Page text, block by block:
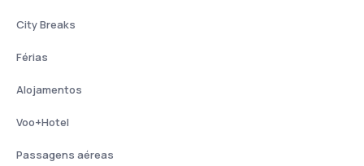
City Breaks
Férias
Alojamentos
Voo+Hotel
Passagens aéreas